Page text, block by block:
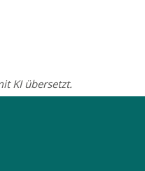
KI übersetzt.